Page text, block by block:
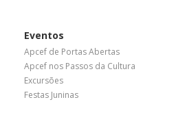
Eventos
Apcef de Portas Abertas
Apcef nos Passos da Cultura
Excursões
Festas Juninas